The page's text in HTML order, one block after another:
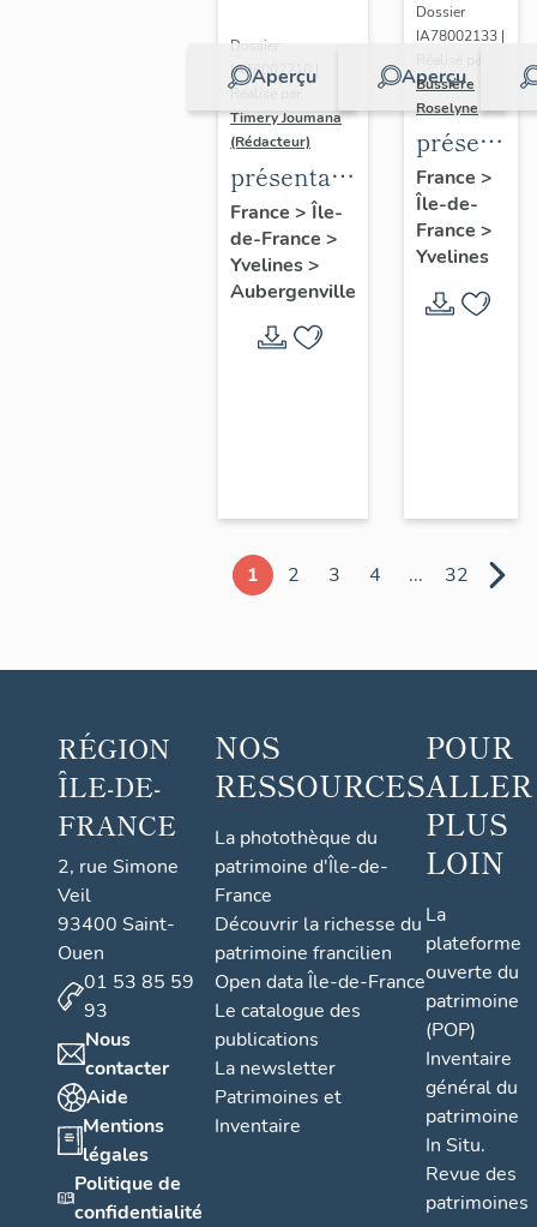
Aperçu
Dossier
IA78002210 |
Réalisé par
Timery Joumana
(Rédacteur)
présentation
de l'étude
d'Elisabethville
France > Île-
de-France >
Yvelines>
Aubergenville
Aperçu
Dossier
IA78002133 |
Bussière
Roselyne
du
diagnostic
et
France >
Île-de-
France >
Yvelines
1 2 3 4 ... 32
RÉGION
ÎLE-DE-
FRANCE
2, rue Simone
Veil
93400 Saint-
Ouen
01 53 85 59
93
Nous
contacter
Aide
Mentions
légales
Politique de
confidentialité
NOS
RESSOURCES
La photothèque du
patrimoine d'Île-de-
France
Découvrir la richesse du
patrimoine francilien
Open data Île-de-France
Le catalogue des
publications
La newsletter
Patrimoines et
Inventaire
POUR
ALLER
PLUS
LOIN
La
plateforme
ouverte du
patrimoine
(POP)
Inventaire
général du
patrimoine
In Situ.
Revue des
patrimoines